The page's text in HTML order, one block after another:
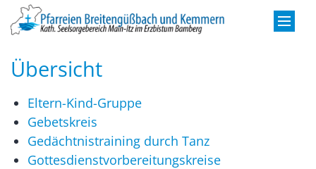
Zum Inhalt springen
Übersicht
Eltern-Kind-Gruppe
Gebetskreis
Gedächtnistraining durch Tanz
Gottesdienstvorbereitungskreise